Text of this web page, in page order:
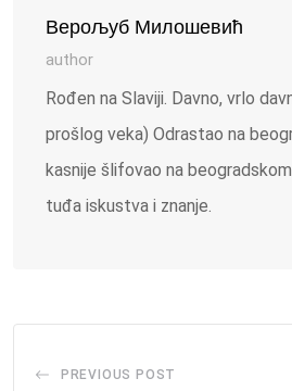
Верољуб Милошевић
author
Rođen na Slaviji. Davno, vrlo
prošlog veka) Odrastao na
kasnije šlifovao na
tuđa iskustva i znanje.
PREVIOUS POST